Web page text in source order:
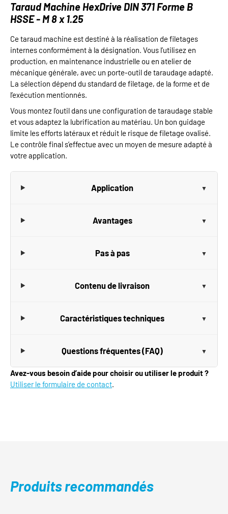
Taraud Machine HexDrive DIN 371 Forme B
HSSE - M 8 x 1.25
Ce taraud machine est destiné à la réalisation de filetages
internes conformément à la désignation. Vous l’utilisez en
production, en maintenance industrielle ou en atelier de
mécanique générale, avec un porte-outil de taraudage adapté.
La sélection dépend du standard de filetage, de la forme et de
l’exécution mentionnés.
Vous montez l’outil dans une configuration de taraudage stable
et vous adaptez la lubrification au matériau. Un bon guidage
limite les efforts latéraux et réduit le risque de filetage ovalisé.
Le contrôle final s’effectue avec un moyen de mesure adapté à
votre application.
Application
Avantages
Pas à pas
Contenu de livraison
Caractéristiques techniques
Questions fréquentes (FAQ)
Avez-vous besoin d’aide pour choisir ou utiliser le produit ?
Utiliser le formulaire de contact.
Produits recommandés